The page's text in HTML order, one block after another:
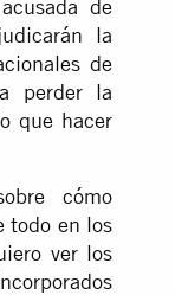
de
la
de
perder la
que hacer
cómo
todo en los
ver los